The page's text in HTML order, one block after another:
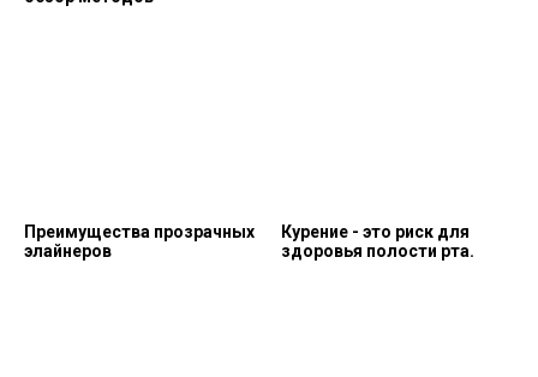
Преимущества прозрачных
элайнеров
Курение - это риск для
здоровья полости рта.